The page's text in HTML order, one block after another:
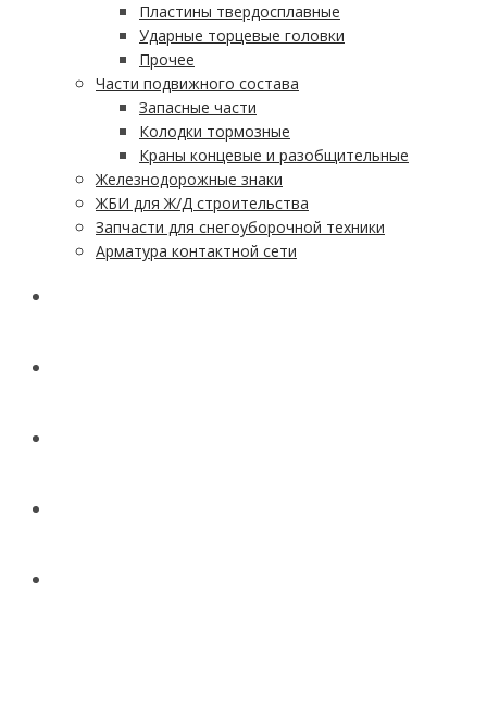
Пластины твердосплавные
Ударные торцевые головки
Прочее
Части подвижного состава
Запасные части
Колодки тормозные
Краны концевые и разобщительные
Железнодорожные знаки
ЖБИ для Ж/Д строительства
Запчасти для снегоуборочной техники
Арматура контактной сети